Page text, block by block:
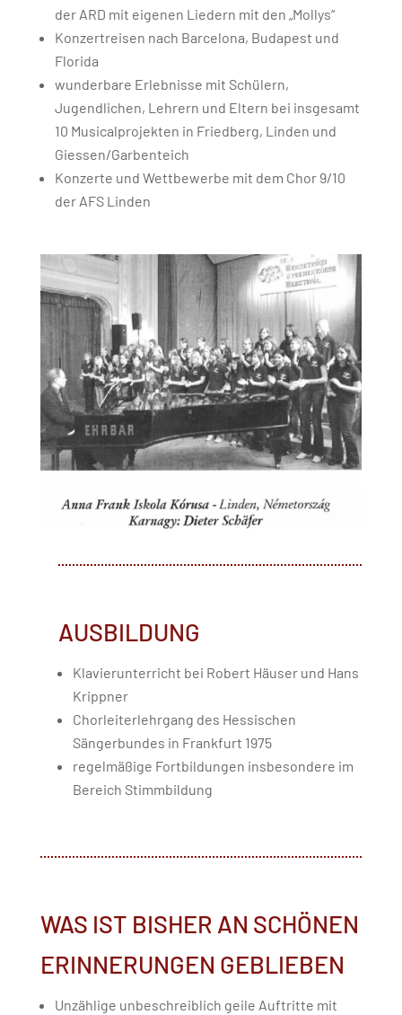
der ARD mit eigenen Liedern mit den „Mollys“
Konzertreisen nach Barcelona, Budapest und
Florida
wunderbare Erlebnisse mit Schülern,
Jugendlichen, Lehrern und Eltern bei insgesamt
10 Musicalprojekten in Friedberg, Linden und
Giessen/Garbenteich
Konzerte und Wettbewerbe mit dem Chor 9/10
der AFS Linden
AUSBILDUNG
Klavierunterricht bei Robert Häuser und Hans
Krippner
Chorleiterlehrgang des Hessischen
Sängerbundes in Frankfurt 1975
regelmäßige Fortbildungen insbesondere im
Bereich Stimmbildung
WAS IST BISHER AN SCHÖNEN
ERINNERUNGEN GEBLIEBEN
Unzählige unbeschreiblich geile Auftritte mit